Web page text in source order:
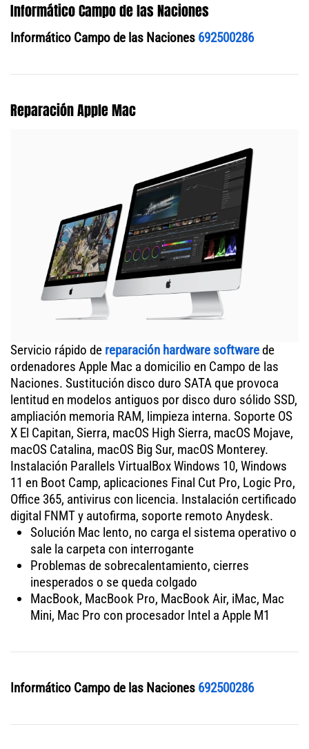
Informático Campo de las Naciones
Informático Campo de las Naciones 692500286
Reparación Apple Mac
Servicio rápido de reparación hardware softwarede
ordenadores Apple Mac a domicilio en Campo de las
Naciones. Sustitución disco duro SATA que provoca
lentitud en modelos antiguos por disco duro sólido SSD,
ampliación memoria RAM, limpieza interna. Soporte OS
X El Capitan, Sierra, macOS High Sierra, macOS Mojave,
macOS Catalina, macOS Big Sur, macOS Monterey.
Instalación Parallels VirtualBox Windows 10, Windows
11 en Boot Camp, aplicaciones Final Cut Pro, Logic Pro,
Office 365, antivirus con licencia. Instalación certificado
digital FNMT y autofirma, soporte remoto Anydesk.
Solución Mac lento, no carga el sistema operativo o
sale la carpeta con interrogante
Problemas de sobrecalentamiento, cierres
inesperados o se queda colgado
MacBook, MacBook Pro, MacBook Air, iMac, Mac
Mini, Mac Pro con procesador Intel a Apple M1
Informático Campo de las Naciones 692500286